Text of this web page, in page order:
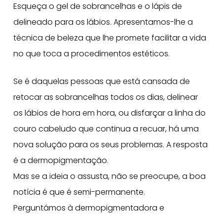
Esqueça o gel de sobrancelhas e o lápis de
delineado para os lábios. Apresentamos-lhe a
técnica de beleza que lhe promete facilitar a vida
no que toca a procedimentos estéticos.
Se é daquelas pessoas que está cansada de
retocar as sobrancelhas todos os dias, delinear
os lábios de hora em hora, ou disfarçar a linha do
couro cabeludo que continua a recuar, há uma
nova solução para os seus problemas. A resposta
é a dermopigmentação.
Mas se a ideia o assusta, não se preocupe, a boa
notícia é que é semi-permanente.
Perguntámos à dermopigmentadora e